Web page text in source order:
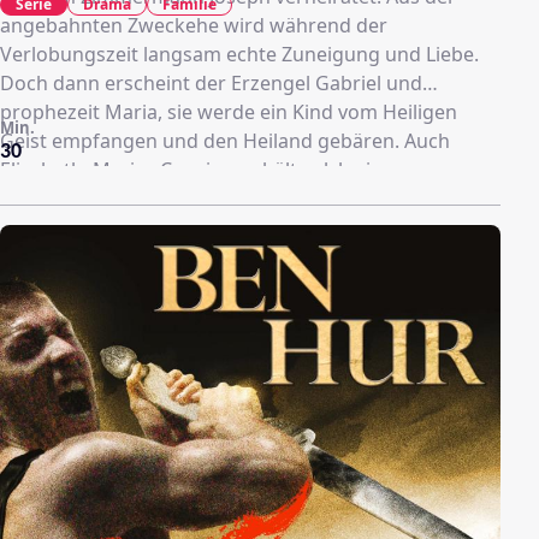
angebahnten Zweckehe wird während der
Verlobungszeit langsam echte Zuneigung und Liebe.
Doch dann erscheint der Erzengel Gabriel und
prophezeit Maria, sie werde ein Kind vom Heiligen
Geist empfangen und den Heiland gebären. Auch
Elisabeth, Marias Cousine, erhält solch eine
Prophezeiung. Als beide Frauen schließlich
unübersehbar schwanger sind und Elisabeth noch vor
Maria ein Kind zur Welt bringt, ist Joseph am Boden
zerstört. Was soll er auch glauben? Aber Joseph ist
bereit, seine vermeintlich untreue Frau zu ihrem
Schutz mit in seinen Heimatort Bethlehem zu nehmen
...
30
Min.